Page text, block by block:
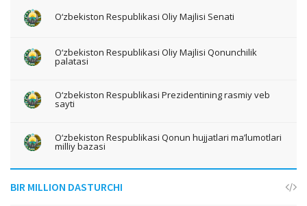
O‘zbekiston Respublikasi Oliy Majlisi Senati
O‘zbekiston Respublikasi Oliy Majlisi Qonunchilik
palatasi
O‘zbekiston Respublikasi Prezidentining rasmiy veb
sayti
O‘zbekiston Respublikasi Qonun hujjatlari ma’lumotlari
milliy bazasi
BIR MILLION DASTURCHI